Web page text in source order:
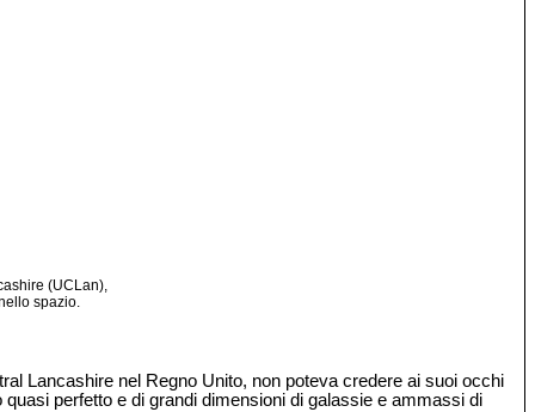
(UCLan),
spazio.
Lancashire nel Regno Unito, non poteva credere ai suoi occhi
perfetto e di grandi dimensioni di galassie e ammassi di